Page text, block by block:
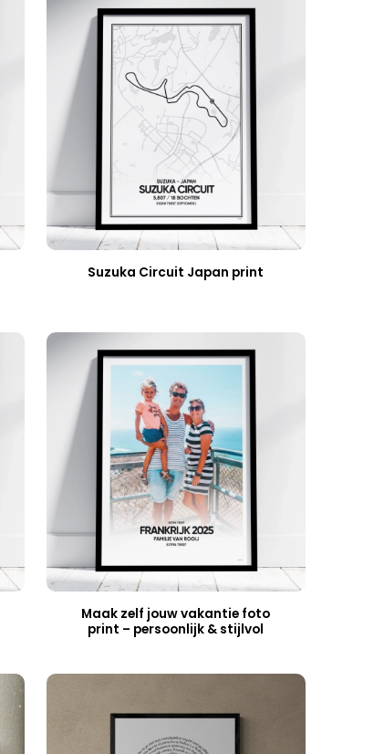
Suzuka Circuit Japan print
Maak zelf jouw vakantie foto
print – persoonlijk & stijlvol